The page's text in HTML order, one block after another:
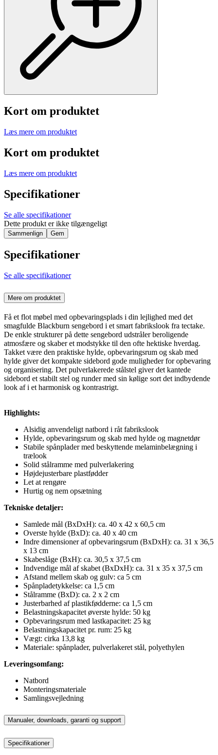
Kort om produktet
Læs mere om produktet
Kort om produktet
Læs mere om produktet
Specifikationer
Se alle specifikationer
Dette produkt er ikke tilgængeligt
Sammenlign Gem
Specifikationer
Se alle specifikationer
Mere om produktet
Få et flot møbel med opbevaringsplads i din lejlighed med det
smagfulde Blackburn sengebord i et smart fabrikslook fra tectake.
De enkle strukturer på dette sengebord udstråler beroligende
atmosfære og skaber et modstykke til den ofte hektiske hverdag.
Takket være den praktiske hylde, opbevaringsrum og skab med
hylde giver det kompakte sidebord gode muligheder for opbevaring
og organisering. Det pulverlakerede stålstel giver det kantede
sidebord et stabilt stel og runder med sin kølige sort det indbydende
look af i et harmonisk og kontrastrigt.
Highlights:
Alsidig anvendeligt natbord i råt fabrikslook
Hylde, opbevaringsrum og skab med hylde og magnetdør
Stabile spånplader med beskyttende melaminbelægning i
trælook
Solid stålramme med pulverlakering
Højdejusterbare plastfødder
Let at rengøre
Hurtig og nem opsætning
Tekniske detaljer:
Samlede mål (BxDxH): ca. 40 x 42 x 60,5 cm
Overste hylde (BxD): ca. 40 x 40 cm
Indre dimensioner af opbevaringsrum (BxDxH): ca. 31 x 36,5
x 13 cm
Skabeslåge (BxH): ca. 30,5 x 37,5 cm
Indvendige mål af skabet (BxDxH): ca. 31 x 35 x 37,5 cm
Afstand mellem skab og gulv: ca 5 cm
Spånpladetykkelse: ca 1,5 cm
Stålramme (BxD): ca. 2 x 2 cm
Justerbarhed af plastikfødderne: ca 1,5 cm
Belastningskapacitet øverste hylde: 50 kg
Opbevaringsrum med lastkapacitet: 25 kg
Belastningskapacitet pr. rum: 25 kg
Vægt: cirka 13,8 kg
Materiale: spånplader, pulverlakeret stål, polyethylen
Leveringsomfang:
Natbord
Monteringsmateriale
Samlingsvejledning
Manualer, downloads, garanti og support
Specifikationer